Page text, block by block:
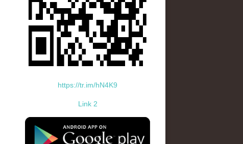
https://tr.im/hN4K9
Link 2
standard-icon-googleplay-app-store.png